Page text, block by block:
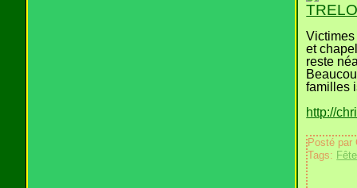
et
reste
familles
http://
Posté par
Tags: